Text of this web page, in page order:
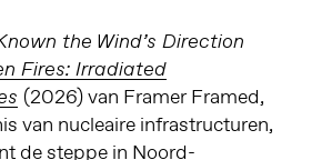
the Wind’s Direction
Fires: Irradiated
(2026) van Framer Framed,
van nucleaire infrastructuren,
de steppe in Noord-